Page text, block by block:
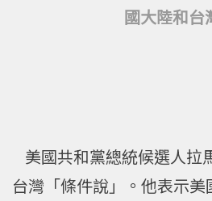
國大陸和台
美國共和黨總統候選人拉
台灣「條件說」。他表示